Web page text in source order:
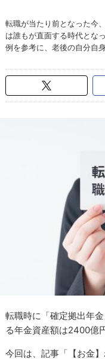
転職が当たり前となった今
は誰もが直面する時代とな
例を参考に、老後の自分自
転職時に「確定拠出年
る年金資産額は2400億
今回は、記事「【お金